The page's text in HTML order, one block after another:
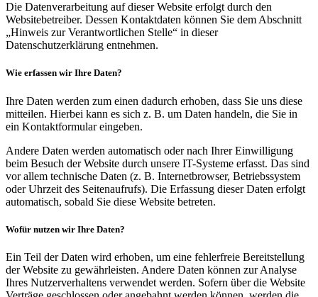
Die Datenverarbeitung auf dieser Website erfolgt durch den
Websitebetreiber. Dessen Kontaktdaten können Sie dem Abschnitt
„Hinweis zur Verantwortlichen Stelle“ in dieser
Datenschutzerklärung entnehmen.
Wie erfassen wir Ihre Daten?
Ihre Daten werden zum einen dadurch erhoben, dass Sie uns diese
mitteilen. Hierbei kann es sich z. B. um Daten handeln, die Sie in
ein Kontaktformular eingeben.
Andere Daten werden automatisch oder nach Ihrer Einwilligung
beim Besuch der Website durch unsere IT-Systeme erfasst. Das sind
vor allem technische Daten (z. B. Internetbrowser, Betriebssystem
oder Uhrzeit des Seitenaufrufs). Die Erfassung dieser Daten erfolgt
automatisch, sobald Sie diese Website betreten.
Wofür nutzen wir Ihre Daten?
Ein Teil der Daten wird erhoben, um eine fehlerfreie Bereitstellung
der Website zu gewährleisten. Andere Daten können zur Analyse
Ihres Nutzerverhaltens verwendet werden. Sofern über die Website